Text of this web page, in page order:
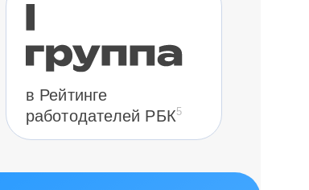
в Рейтинге
работодателей РБК5